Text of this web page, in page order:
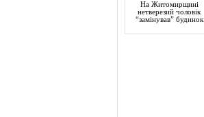
На Житомирщині
нетверезий чоловік
“замінував” будинок